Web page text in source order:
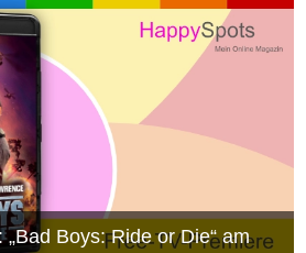
Boys: Ride or Die“ am